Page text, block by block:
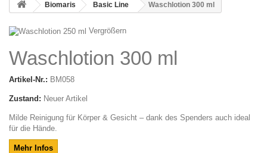
Biomaris Basic Line Waschlotion 300 ml
Vergrößern
Waschlotion 300 ml
Artikel-Nr.: BM058
Zustand: Neuer Artikel
Milde Reinigung für Körper & Gesicht – dank des Spenders auch ideal
für die Hände.
Mehr Infos